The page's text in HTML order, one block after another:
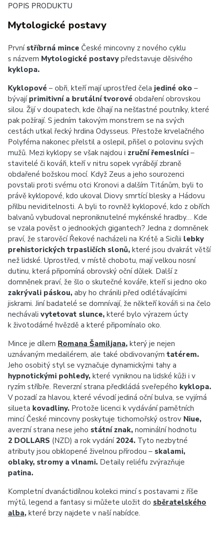
POPIS PRODUKTU
Mytologické postavy
První stříbrná mince České mincovny z nového cyklu
s názvem Mytologické postavy představuje děsivého
kyklopa.
Kyklopové – obři, kteří mají uprostřed čela jediné oko –
bývají primitivní a brutální tvorové obdaření obrovskou
silou. Žijí v doupatech, kde číhají na nešťastné poutníky, které
pak požírají. S jedním takovým monstrem se na svých
cestách utkal řecký hrdina Odysseus. Přestože krvelačného
Polyféma nakonec přelstil a oslepil, přišel o polovinu svých
mužů. Mezi kyklopy se však najdou i zruční řemeslníci –
stavitelé či kováři, kteří v nitru sopek vyrábějí zbraně
obdařené božskou mocí. Když Zeus a jeho sourozenci
povstali proti svému otci Kronovi a dalším Titánům, byli to
právě kyklopové, kdo ukoval Diovy smrtící blesky a Hádovu
přilbu neviditelnosti. A byli to rovněž kyklopové, kdo z obřích
balvanů vybudoval neproniknutelné mykénské hradby… Kde
se vzala pověst o jednookých gigantech? Jedna z domněnek
praví, že starověcí Řekové nacházeli na Krétě a Sicílii lebky
prehistorických trpasličích slonů, které jsou dvakrát větší
než lidské. Uprostřed, v místě chobotu, mají velkou nosní
dutinu, která připomíná obrovský oční důlek. Další z
domněnek praví, že šlo o skutečné kováře, kteří si jedno oko
zakrývali páskou, aby ho chránili před odlétávajícími
jiskrami. Jiní badatelé se domnívají, že někteří kováři si na čelo
nechávali vytetovat slunce, které bylo výrazem úcty
k životodárné hvězdě a které připomínalo oko.
Mince je dílem Romana Šamiljana, který je nejen
uznávaným medailérem, ale také obdivovaným tatérem.
Jeho osobitý styl se vyznačuje dynamickými tahy a
hypnotickými pohledy, které vyniknou na lidské kůži i v
ryzím stříbře. Reverzní strana předkládá sveřepého kyklopa.
V pozadí za hlavou, které vévodí jediná oční bulva, se vyjímá
silueta kovadliny. Protože licenci k vydávání pamětních
mincí České mincovny poskytuje tichomořský ostrov Niue,
averzní strana nese jeho státní znak, nominální hodnotu
2 DOLLARS (NZD) a rok vydání 2024. Tyto nezbytné
atributy jsou obklopené živelnou přírodou – skalami,
oblaky, stromy a vlnami. Detaily reliéfu zvýrazňuje
patina.
Kompletní dvanáctidílnou kolekci mincí s postavami z říše
mýtů, legend a fantasy si můžete uložit do sběratelského
alba, které brzy najdete v naší nabídce.